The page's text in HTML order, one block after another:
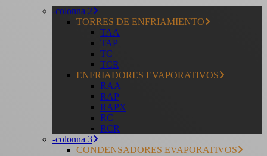
-colonna 2
TORRES DE ENFRIAMIENTO
TAA
TAP
TC
TCR
ENFRIADORES EVAPORATIVOS
RAA
RAP
RAPX
RC
RCR
-colonna 3
CONDENSADORES EVAPORATIVOS